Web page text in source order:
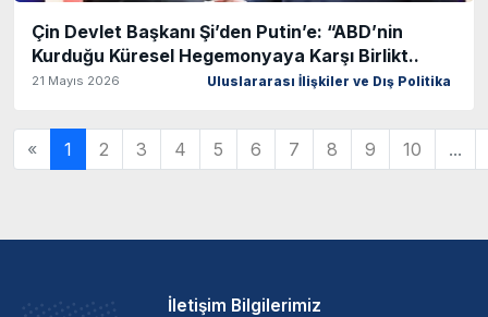
Çin Devlet Başkanı Şi’den Putin’e: “ABD’nin
Kurduğu Küresel Hegemonyaya Karşı Birlikt..
21 Mayıs 2026 Uluslararası İlişkiler ve Dış Politika
« 1 2 3 4 5 6 7 8 9 10 ...
İletişim Bilgilerimiz